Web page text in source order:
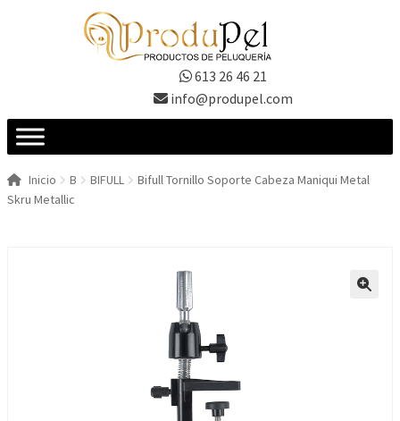
613 26 46 21
info@produpel.com
Inicio B BIFULL
Bifull Tornillo Soporte Cabeza Maniqui Metal
Skru Metallic